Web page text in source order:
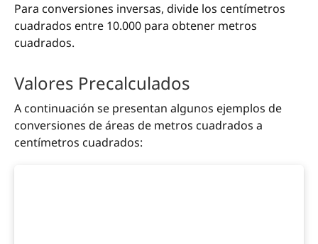
Para conversiones inversas, divide los centímetros
cuadrados entre 10.000 para obtener metros
cuadrados.
Valores Precalculados
A continuación se presentan algunos ejemplos de
conversiones de áreas de metros cuadrados a
centímetros cuadrados: